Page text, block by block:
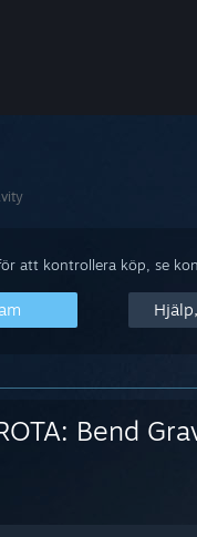
att kontrollera köp, se
Bend